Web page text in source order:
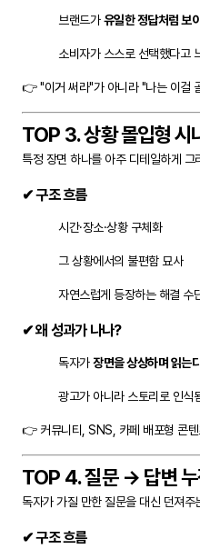
브랜드가유일한 정답처럼 보
소비자가 스스로 선택했다고
👉 "이거 써라"가 아니라 "나는 이걸
TOP 3. 상황 몰입형 시
특정 장면 하나를 아주 디테일하게 그
✔ 구조 흐름
시간·장소·상황 구체화
그 상황에서의 불편함 묘사
자연스럽게 등장하는 해결 수
✔ 왜 성과가 나나?
독자가장면을 상상하며 읽는
광고가 아니라 스토리로 인식
👉 커뮤니티, SNS, 카페 배포형 콘텐
TOP 4. 질문 → 답변 누
독자가 가질 만한 질문을 대신 던져주
✔ 구조 흐름